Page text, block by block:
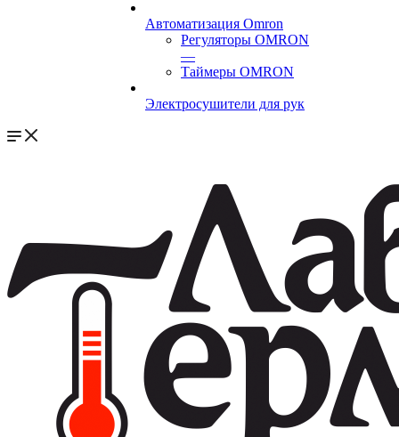
Автоматизация Omron
Регуляторы OMRON
—
Таймеры OMRON
Электросушители для рук